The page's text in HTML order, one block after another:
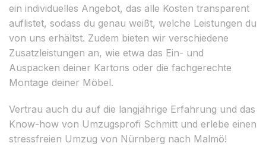
ein individuelles Angebot, das alle Kosten transparent
auflistet, sodass du genau weißt, welche Leistungen du
von uns erhältst. Zudem bieten wir verschiedene
Zusatzleistungen an, wie etwa das Ein- und
Auspacken deiner Kartons oder die fachgerechte
Montage deiner Möbel.
Vertrau auch du auf die langjährige Erfahrung und das
Know-how von Umzugsprofi Schmitt und erlebe einen
stressfreien Umzug von Nürnberg nach Malmö!